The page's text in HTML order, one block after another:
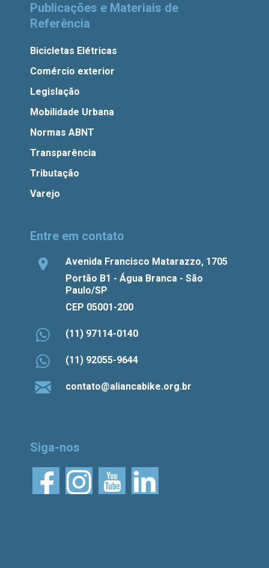
Publicações e Materiais de
Referência
Bicicletas Elétricas
Comércio exterior
Legislação
Mobilidade Urbana
Normas ABNT
Transparência
Tributação
Varejo
Entre em contato
Avenida Francisco Matarazzo, 1705
Portão B1 - Água Branca - São
Paulo/SP
CEP 05001-200
(11) 97114-0140
(11) 92055-9644
contato@aliancabike.org.br
Siga-nos